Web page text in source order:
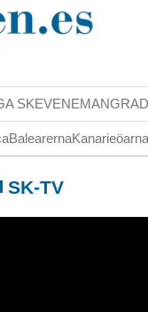
SKEVENEMANG
Balearerna
SK-TV